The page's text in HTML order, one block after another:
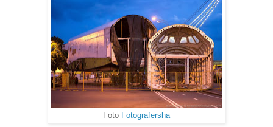
Foto Fotografersha